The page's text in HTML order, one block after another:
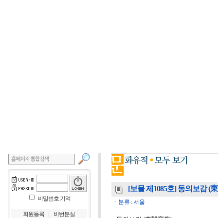
비밀번호 기억
회원등록 비번분실
[보물 제1085호] 동의보감 (
ㆍ분류 : 서울